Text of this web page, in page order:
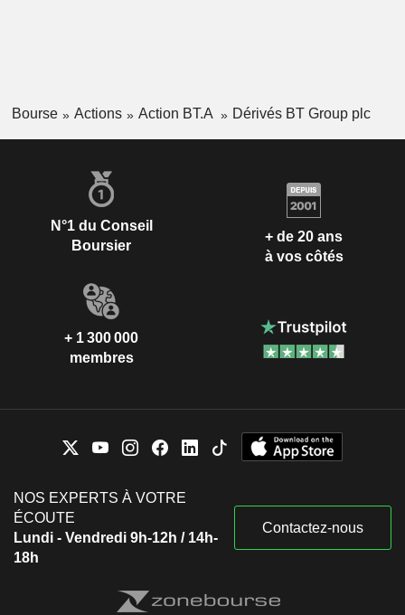
Bourse Actions Action BT.A Dérivés BT Group plc
N°1 du Conseil
Boursier
+ de 20 ans
à vos côtés
+ 1 300 000
membres
NOS EXPERTS À VOTRE
ÉCOUTE
Lundi - Vendredi 9h-12h / 14h-
18h
Contactez-nous